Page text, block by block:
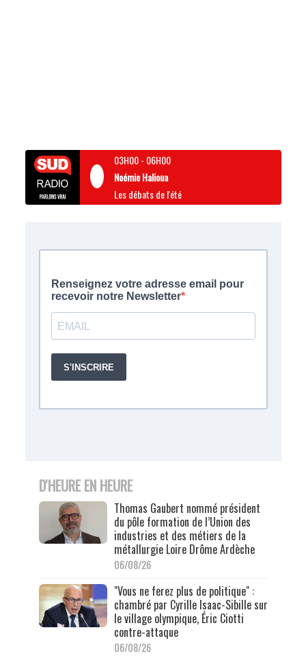
03H00- 06H00
Noémie Halioua
Les débats de l'été
D'HEURE EN HEURE
Thomas Gaubert nommé président
du pôle formation de l’Union des
industries et des métiers de la
métallurgie Loire Drôme Ardèche
06/08/26
"Vous ne ferez plus de politique" :
chambré par Cyrille Isaac-Sibille sur
le village olympique, Éric Ciotti
contre-attaque
06/08/26